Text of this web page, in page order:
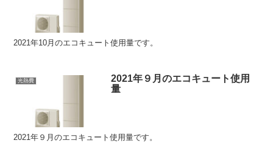
2021年10月のエコキュート使用量です。
光熱費
2021年９月のエコキュート使用
量
2021年９月のエコキュート使用量です。